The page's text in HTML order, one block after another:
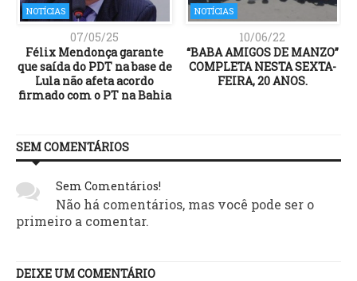
NOTÍCIAS
07/05/25
Félix Mendonça garante
que saída do PDT na base de
Lula não afeta acordo
firmado com o PT na Bahia
NOTÍCIAS
10/06/22
“BABA AMIGOS DE MANZO”
COMPLETA NESTA SEXTA-
FEIRA, 20 ANOS.
SEM COMENTÁRIOS
Sem Comentários!
Não há comentários, mas você pode ser o
primeiro a comentar.
DEIXE UM COMENTÁRIO